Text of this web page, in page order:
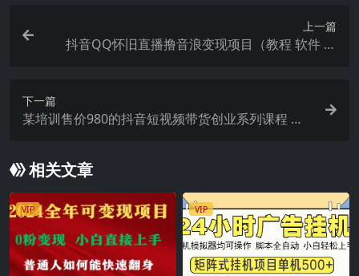
上一篇
抖音QQ怀旧直播撸音浪变现项目（教程 软件 素
下一篇
某培训售价980的抖音短视频带货创业系列课程 学
相关文章
VIP VIP